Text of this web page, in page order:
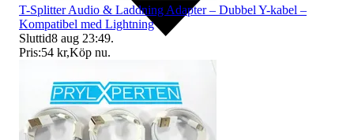
Ersättning om du inte får din vara
T-Splitter Audio & Laddning Adapter – Dubbel Y-kabel –
Kompatibel med Lightning
Sluttid8 aug 23:49.
Pris:54 kr,Köp nu.